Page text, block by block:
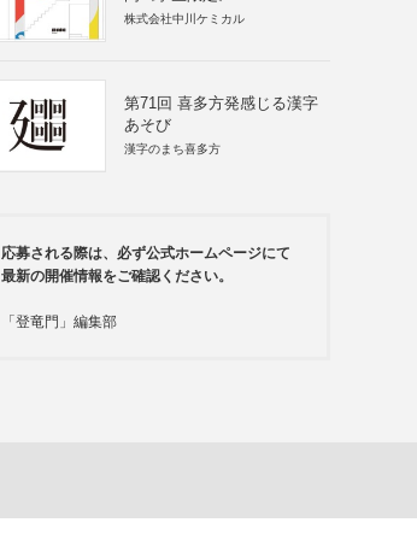
株式会社中川ケミカル
第71回 喜多方発感じる漢字
あそび
漢字のまち喜多方
応募される際は、必ず公式ホームページにて
最新の開催情報をご確認ください。
「登竜門」編集部